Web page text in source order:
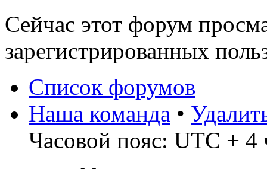
Сейчас этот форум
зарегистрированных
Список форумов
Наша команда •
Часовой пояс: UTC + 4